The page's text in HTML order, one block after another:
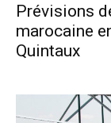
Prévisions
marocaine
Quintaux